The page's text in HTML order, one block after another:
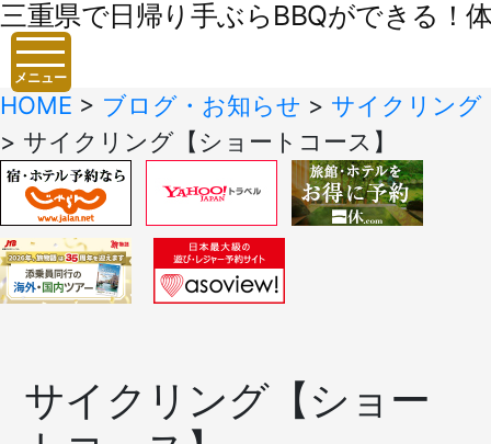
三重県で日帰り手ぶらBBQができる！
メニュー
HOME > ブログ・お知らせ > サイクリング
> サイクリング【ショートコース】
サイクリング【ショー